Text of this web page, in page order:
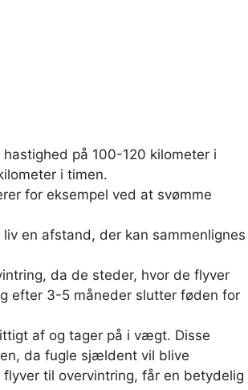
på 100-120 kilometer i
i timen.
for eksempel ved at svømme
en afstand, der kan sammenlignes
da de steder, hvor de flyver
efter 3-5 måneder slutter føden for
af og tager på i vægt. Disse
da fugle sjældent vil blive
til overvintring, får en betydelig